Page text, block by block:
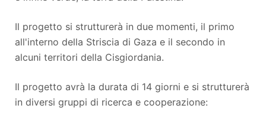
Il progetto si strutturerà in due momenti, il primo
all'interno della Striscia di Gaza e il secondo in
alcuni territori della Cisgiordania.
Il progetto avrà la durata di 14 giorni e si strutturerà
in diversi gruppi di ricerca e cooperazione: